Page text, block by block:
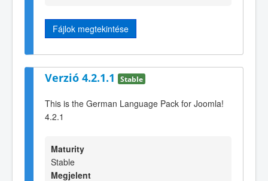
Fájlok megtekintése
Verzió 4.2.1.1 Stable
This is the German Language Pack for Joomla!
4.2.1
Maturity
Stable
Megjelent